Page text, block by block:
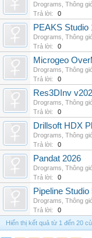
Drograms Thông
Trả lời:
0
PEAKS Studio
Drograms Thông
Trả lời:
0
Microgeo
Drograms Thông
Trả lời:
0
Res3DInv
Drograms Thông
Trả lời:
0
Drillsoft HDX
Drograms Thông
Trả lời:
0
Pandat 2026
Drograms Thông
Trả lời:
0
Pipeline Studio
Drograms Thông
Trả lời:
0
Hiển thị kết quả từ 1 đến 20